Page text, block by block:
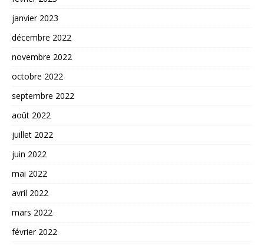
janvier 2023
décembre 2022
novembre 2022
octobre 2022
septembre 2022
août 2022
juillet 2022
juin 2022
mai 2022
avril 2022
mars 2022
février 2022